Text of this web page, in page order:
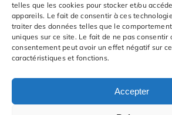
telles que les cookies pour stocker et/ou
appareils. Le fait de consentir à ces
traiter des données telles que le
uniques sur ce site. Le fait de ne pas consentir
consentement peut avoir un effet négatif sur
caractéristiques et fonctions.
Accepter
nous
nous